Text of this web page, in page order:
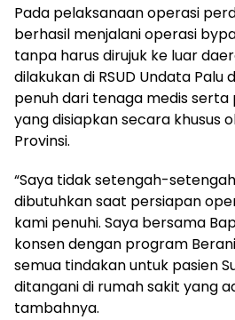
Pada pelaksanaan operasi
berhasil menjalani operasi
tanpa harus dirujuk ke luar
dilakukan di RSUD Undata Palu
penuh dari tenaga medis
yang disiapkan secara khusus
Provinsi.
“Saya tidak setengah-
dibutuhkan saat persiapan
kami penuhi. Saya bersama
konsen dengan program
semua tindakan untuk pasien
ditangani di rumah sakit yang
tambahnya.